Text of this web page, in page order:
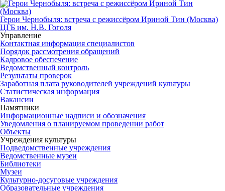
Герои Чернобыля: встреча с режиссёром Ириной Тин (Москва)
ЦГБ им. Н.В. Гоголя
Управление
Контактная информация специалистов
Порядок рассмотрения обращений
Кадровое обеспечение
Ведомственный контроль
Результаты проверок
Заработная плата руководителей учреждений культуры
Статистическая информация
Вакансии
Памятники
Информационные надписи и обозначения
Уведомления о планируемом проведении работ
Объекты
Учреждения культуры
Подведомственные учреждения
Ведомственные музеи
Библиотеки
Музеи
Культурно-досуговые учреждения
Образовательные учреждения